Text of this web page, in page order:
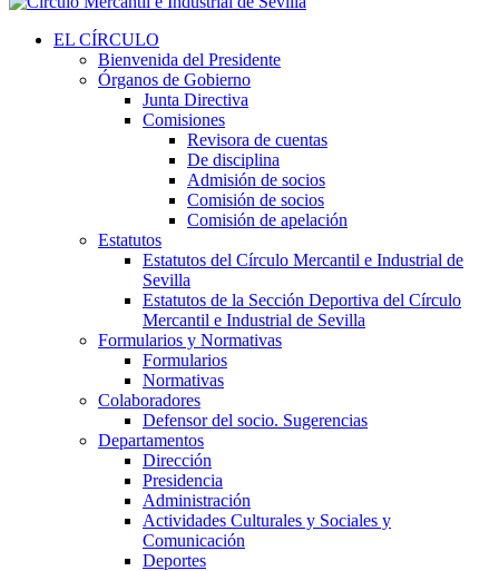
EL CÍRCULO
Bienvenida del Presidente
Órganos de Gobierno
Junta Directiva
Comisiones
Revisora de cuentas
De disciplina
Admisión de socios
Comisión de socios
Comisión de apelación
Estatutos
Estatutos del Círculo Mercantil e Industrial de
Sevilla
Estatutos de la Sección Deportiva del Círculo
Mercantil e Industrial de Sevilla
Formularios y Normativas
Formularios
Normativas
Colaboradores
Defensor del socio. Sugerencias
Departamentos
Dirección
Presidencia
Administración
Actividades Culturales y Sociales y
Comunicación
Deportes